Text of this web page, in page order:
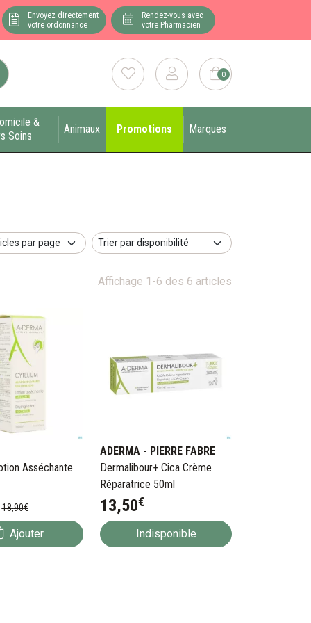
Envoyez directement
votre ordonnance
Rendez-vous avec
votre Pharmacien
0
&
Soins
Animaux Promotions Marques
Affichage 1-6 des 6 articles
Asséchante
18,90€
Ajouter
ADERMA - PIERRE FABRE
Dermalibour+ Cica Crème
Réparatrice 50ml
13,50€
Indisponible